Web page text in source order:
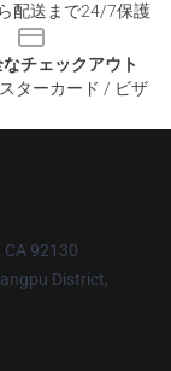
配送まで24/7保護
チェックアウト
ターカード / ビザ
CA 92130
District,